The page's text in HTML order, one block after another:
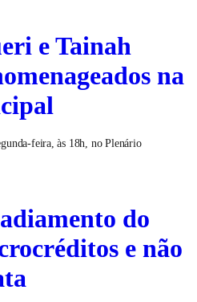
e Tainah
na
feira, às 18h, no Plenário
do
e não